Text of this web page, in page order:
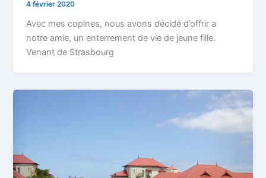
4 février 2020
Avec mes copines, nous avons décidé d’offrir a
notre amie, un enterrement de vie de jeune fille.
Venant de Strasbourg